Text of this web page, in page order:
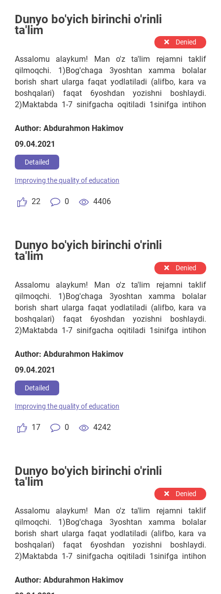
Dunyo bo'yich birinchi o'rinli
ta'lim
Denied
Assalomu alaykum! Man o'z ta'lim rejamni taklif
qilmoqchi. 1)Bog'chaga 3yoshtan xamma bolalar
borish shart ularga faqat yodlatiladi (alifbo, kara va
boshqalari) faqat 6yoshdan yozishni boshlaydi.
2)Maktabda 1-7 sinifgacha oqitiladi 1sinifga intihon
boshqalari) o'tolmasa 9yoshdan avtomatik qabul
qilinadi. 3)Kollej ta'limi 1-4 kursgacha o'qitiladi.
Kollejgaxam intixon asosida qabul qilinadi agar testan
o'tolmasa 16yoshdan avtomatik qabul qilinadi.
4)Institutga 4yil o'qitiladi 1-4 kursgacha o'qitiladi 2yil
o'qidi va 2yil o'zini soxasida (tekinga) ishlaydi
davlatga. Qizbolar va O'g'ilbolar alohida o'qishi kerak
Maktabda, Kollejda va Instituda.
Author: Abdurahmon Hakimov
09.04.2021
Detailed
22 0 4406
Improving the quality of education
Dunyo bo'yich birinchi o'rinli
ta'lim
Denied
Assalomu alaykum! Man o'z ta'lim rejamni taklif
qilmoqchi. 1)Bog'chaga 3yoshtan xamma bolalar
borish shart ularga faqat yodlatiladi (alifbo, kara va
boshqalari) faqat 6yoshdan yozishni boshlaydi.
2)Maktabda 1-7 sinifgacha oqitiladi 1sinifga intihon
boshqalari) o'tolmasa 9yoshdan avtomatik qabul
qilinadi. 3)Kollej ta'limi 1-4 kursgacha o'qitiladi.
Kollejgaxam intixon asosida qabul qilinadi agar testan
o'tolmasa 16yoshdan avtomatik qabul qilinadi.
4)Institutga 4yil o'qitiladi 1-4 kursgacha o'qitiladi 2yil
o'qidi va 2yil o'zini soxasida (tekinga) ishlaydi
davlatga. Qizbolar va O'g'ilbolar alohida o'qishi kerak
Maktabda, Kollejda va Instituda.
Author: Abdurahmon Hakimov
09.04.2021
Detailed
17 0 4242
Improving the quality of education
Dunyo bo'yich birinchi o'rinli
ta'lim
Denied
Assalomu alaykum! Man o'z ta'lim rejamni taklif
qilmoqchi. 1)Bog'chaga 3yoshtan xamma bolalar
borish shart ularga faqat yodlatiladi (alifbo, kara va
boshqalari) faqat 6yoshdan yozishni boshlaydi.
2)Maktabda 1-7 sinifgacha oqitiladi 1sinifga intihon
boshqalari) o'tolmasa 9yoshdan avtomatik qabul
qilinadi. 3)Kollej ta'limi 1-4 kursgacha o'qitiladi.
Author: Abdurahmon Hakimov